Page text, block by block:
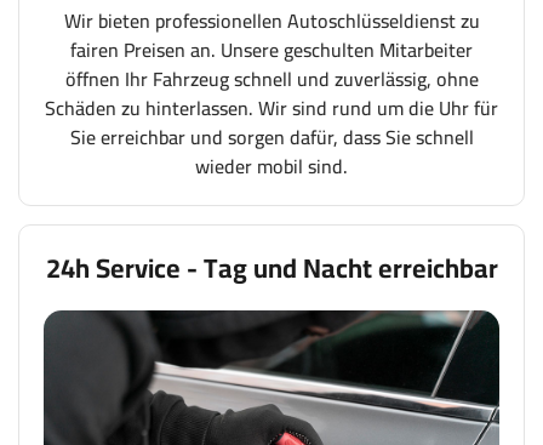
Wir bieten professionellen Autoschlüsseldienst zu
fairen Preisen an. Unsere geschulten Mitarbeiter
öffnen Ihr Fahrzeug schnell und zuverlässig, ohne
Schäden zu hinterlassen. Wir sind rund um die Uhr für
Sie erreichbar und sorgen dafür, dass Sie schnell
wieder mobil sind.
24h Service - Tag und Nacht erreichbar